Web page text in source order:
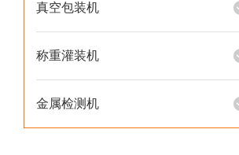
真空包装机
称重灌装机
金属检测机